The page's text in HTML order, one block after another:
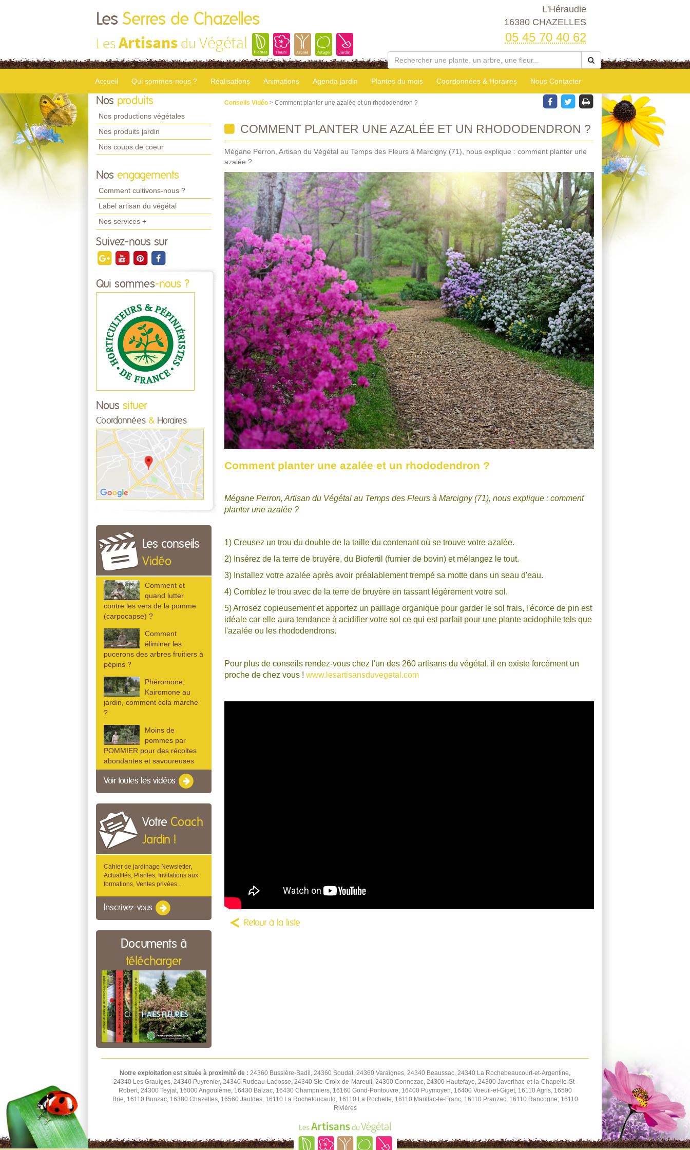
Les Serres de Chazelles
LesArtisans du Végétal
L'Héraudie
16380 CHAZELLES
05 45 70 40 62
Accueil Qui sommes-nous ? Réalisations Animations Agenda jardin Plantes du mois Coordonnées & Horaires Nous Contacter
Nos produits
Nos productions végétales
Nos produits jardin
Nos coups de coeur
Nos engagements
Comment cultivons-nous ?
Label artisan du végétal
Nos services +
Suivez-nous sur
Qui sommes-nous ?
Nous situer
Coordonnées & Horaires
Les conseils
Vidéo
Comment et
quand lutter
contre les vers de la pomme
(carpocapse) ?
Comment
éliminer les
pucerons des arbres fruitiers à
pépins ?
Phéromone,
Kairomone au
jardin, comment cela marche
?
Moins de
pommes par
POMMIER pour des récoltes
abondantes et savoureuses
Voir toutes les vidéos
Votre Coach
Jardin !
Cahier de jardinage Newsletter,
Actualités, Plantes, Invitations aux
formations, Ventes privées...
Inscrivez-vous
Documents à
télécharger
Conseils Vidéo > Comment planter une azalée et un rhododendron ?
COMMENT PLANTER UNE AZALÉE ET UN RHODODENDRON ?
Mégane Perron, Artisan du Végétal au Temps des Fleurs à Marcigny (71), nous explique : comment planter une
azalée ?
Comment planter une azalée et un rhododendron ?
Mégane Perron, Artisan du Végétal au Temps des Fleurs à Marcigny (71), nous explique : comment
planter une azalée ?
1) Creusez un trou du double de la taille du contenant où se trouve votre azalée.
2) Insérez de la terre de bruyère, du Biofertil (fumier de bovin) et mélangez le tout.
3) Installez votre azalée après avoir préalablement trempé sa motte dans un seau d'eau.
4) Comblez le trou avec de la terre de bruyère en tassant légèrement votre sol.
5) Arrosez copieusement et apportez un paillage organique pour garder le sol frais, l'écorce de pin est
idéale car elle aura tendance à acidifier votre sol ce qui est parfait pour une plante acidophile tels que
l'azalée ou les rhododendrons.
Pour plus de conseils rendez-vous chez l'un des 260 artisans du végétal, il en existe forcément un
proche de chez vous ! www.lesartisansduvegetal.com
Retour à la liste
Notre exploitation est située à proximité de : 24360 Bussière-Badil, 24360 Soudat, 24360 Varaignes, 24340 Beaussac, 24340 La Rochebeaucourt-et-Argentine,
24340 Les Graulges, 24340 Puyrenier, 24340 Rudeau-Ladosse, 24340 Ste-Croix-de-Mareuil, 24300 Connezac, 24300 Hautefaye, 24300 Javerlhac-et-la-Chapelle-St-
Robert, 24300 Teyjat, 16000 Angoulême, 16430 Balzac, 16430 Champniers, 16160 Gond-Pontouvre, 16400 Puymoyen, 16400 Voeuil-et-Giget, 16110 Agris, 16590
Brie, 16110 Bunzac, 16380 Chazelles, 16560 Jauldes, 16110 La Rochefoucauld, 16110 La Rochette, 16110 Marillac-le-Franc, 16110 Pranzac, 16110 Rancogne, 16110
Rivières